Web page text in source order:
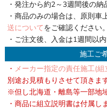
・発注から約2～3週間後の納
・商品のみの場合は、原則
送について をご確認ください。
・ご注文後、入金は1週間以
施工ご
・ メーカー指定の責任施工(組
別途お見積もりさせて頂きます
※但し北海道・離島等一部地
・商品に組立説明書は付属し